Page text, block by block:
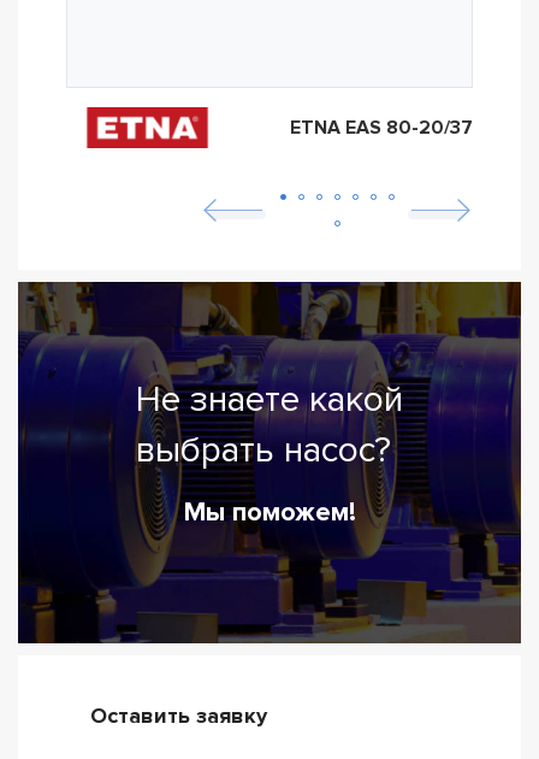
ETNA EAS 80-20/37
Не знаете какой
выбрать насос?
Мы поможем!
Оставить заявку